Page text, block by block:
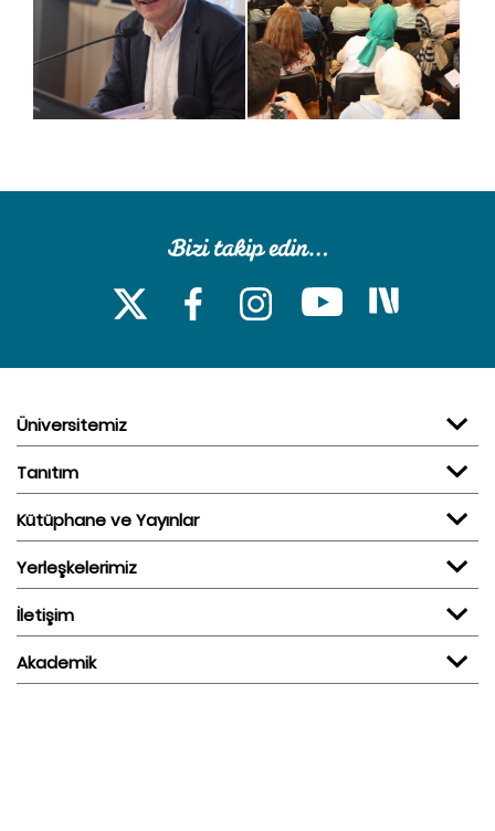
Üniversitemiz
Tanıtım
Kütüphane ve Yayınlar
Yerleşkelerimiz
İletişim
Akademik